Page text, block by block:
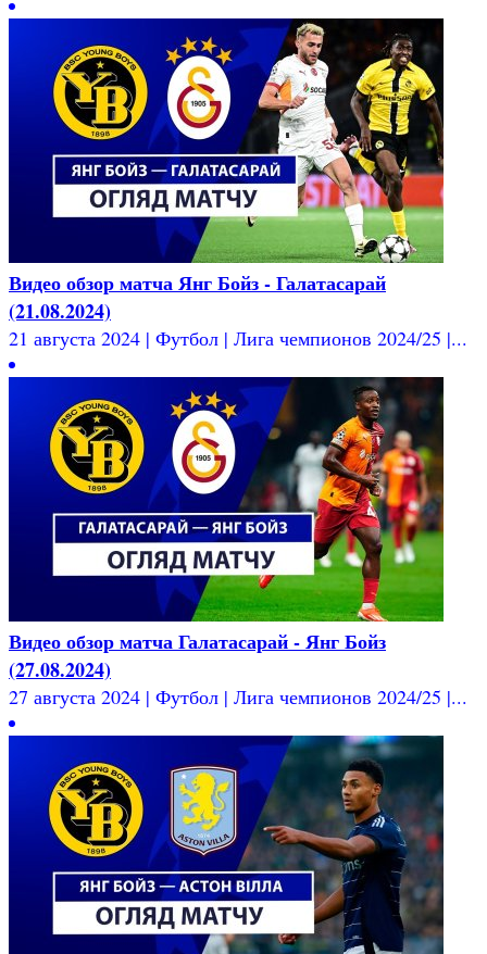
Видео обзор матча Янг Бойз - Галатасарай
(21.08.2024)
21 августа 2024 | Футбол | Лига чемпионов 2024/25 |...
Видео обзор матча Галатасарай - Янг Бойз
(27.08.2024)
27 августа 2024 | Футбол | Лига чемпионов 2024/25 |...